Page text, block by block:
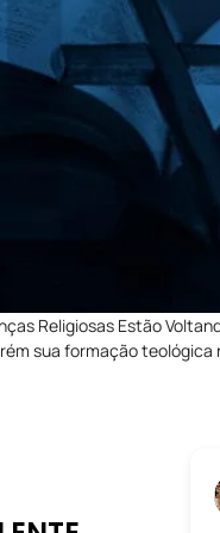
Religiosas Estão
sua formação